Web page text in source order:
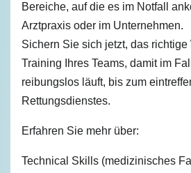
Bereiche, auf die es im Notfall
Arztpraxis oder im Unternehmen.
Sichern Sie sich jetzt, das richtige
Training Ihres Teams, damit im
reibungslos läuft, bis zum
Rettungsdienstes.
Erfahren Sie mehr über:
Technical Skills (medizinisches